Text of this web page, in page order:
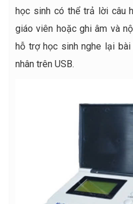
học sinh có thể trả lời câu
giáo viên hoặc ghi âm và
hỗ trợ học sinh nghe lại
nhân trên USB.